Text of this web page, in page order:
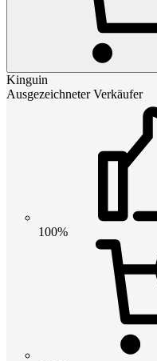
Kinguin
Ausgezeichneter Verkäufer
100%